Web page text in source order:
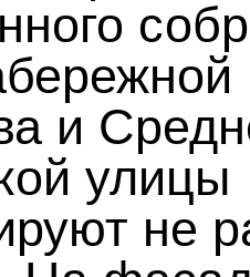
и
улицы
не